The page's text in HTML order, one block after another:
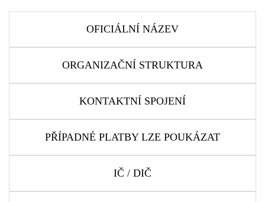
OFICIÁLNÍ NÁZEV
ORGANIZAČNÍ STRUKTURA
KONTAKTNÍ SPOJENÍ
PŘÍPADNÉ PLATBY LZE POUKÁZAT
IČ / DIČ